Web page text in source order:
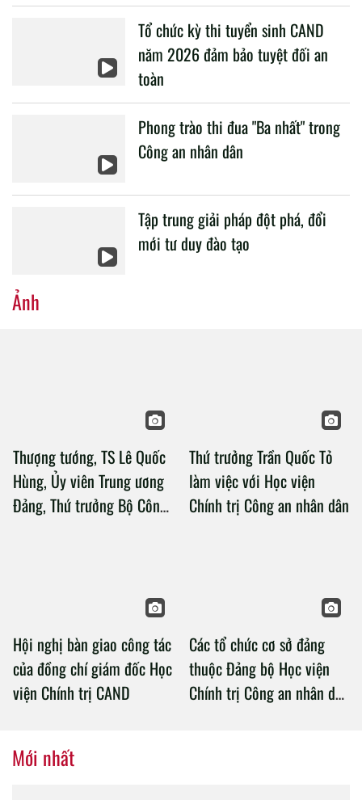
liên quan đến công tác giáo dục và đào tạo của lực lượng
Tổ chức kỳ thi tuyển sinh CAND
năm 2026 đảm bảo tuyệt đối an
toàn
Phong trào thi đua "Ba nhất" trong
Công an nhân dân
Tập trung giải pháp đột phá, đổi
mới tư duy đào tạo
Ảnh
Thượng tướng, TS Lê Quốc
Hùng, Ủy viên Trung ương
Đảng, Thứ trưởng Bộ Công
Thứ trưởng Trần Quốc Tỏ
làm việc với Học viện
Chính trị Công an nhân dân
Hội nghị bàn giao công tác
của đồng chí giám đốc Học
viện Chính trị CAND
Các tổ chức cơ sở đảng
thuộc Đảng bộ Học viện
Chính trị Công an nhân dân
Mới nhất